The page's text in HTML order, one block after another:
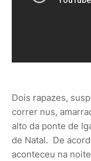
Dois rapazes,
correr nus,
alto da ponte de
de Natal. De
aconteceu na